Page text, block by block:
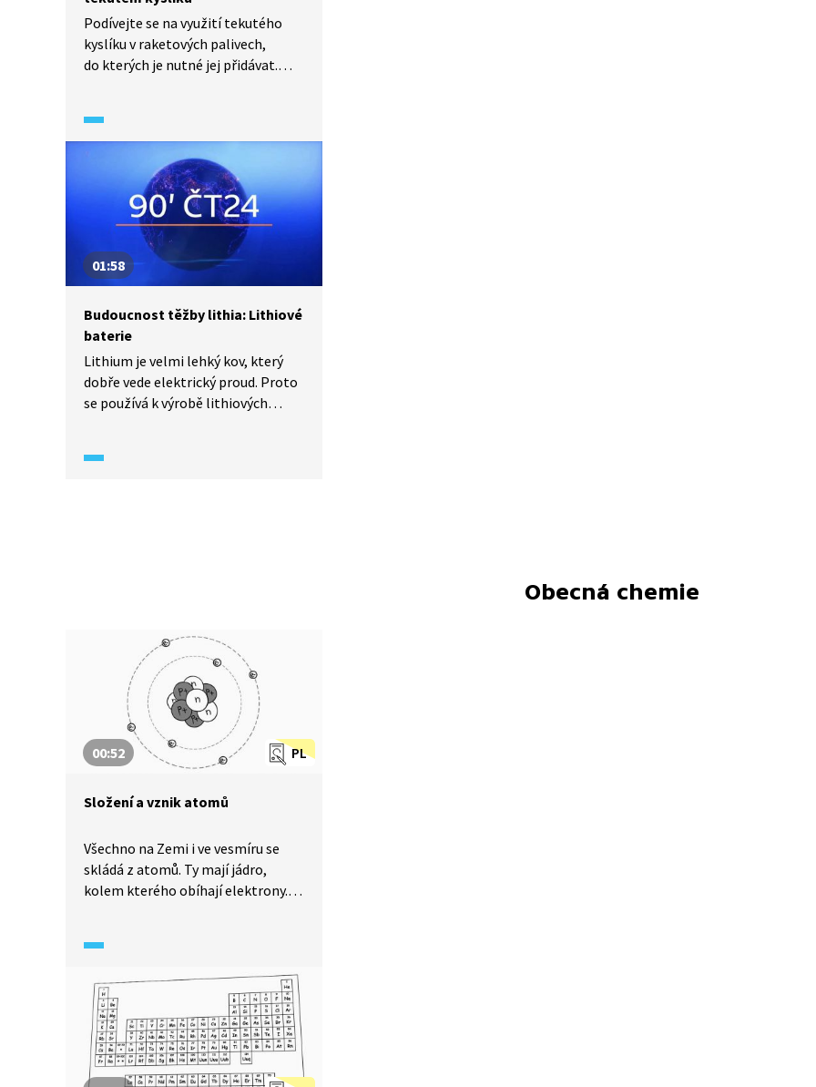
Podívejte se na využití tekutého
kyslíku v raketových palivech,
do kterých je nutné jej přidávat.
kyslík. Jak se průmyslově vyrábí
tekutý kyslík a dusík?
01:58
Budoucnost těžby lithia: Lithiové
baterie
Lithium je velmi lehký kov, který
dobře vede elektrický proud. Proto
se používá k výrobě lithiových
na příklady takových baterií a jejich
Obecná chemie
PL
00:52
Složení a vznik atomů
Všechno na Zemi i ve vesmíru se
skládá z atomů. Ty mají jádro,
kolem kterého obíhají elektrony.
Než vzniklo Slunce a Země,
vybuchla v této části galaxie,
kterou známe jako Mléčná dráha,
supernova. Při tomto výbuchu
vzniklo velké množství přírodních
chemických prvků. Některé z nich
se rozpadají na menší a současně se